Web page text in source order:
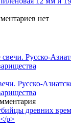
нет
Русско-